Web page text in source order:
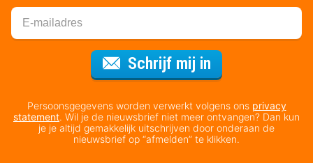
Schrijf mij in
Persoonsgegevens worden verwerkt volgens ons privacy
statement. Wil je de nieuwsbrief niet meer ontvangen? Dan kun
je je altijd gemakkelijk uitschrijven door onderaan de
nieuwsbrief op “afmelden” te klikken.